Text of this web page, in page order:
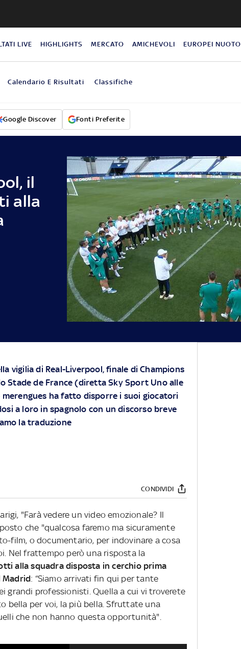
LIVE HIGHLIGHTS MERCATO AMICHEVOLI EUROPEI NUOTO
Calendario E Risultati Classifiche
Google Discover Fonti Preferite
il
alla
vigilia di Real-Liverpool, finale di Champions
Stade de France (diretta Sky Sport Uno alle
ha fatto disporre i suoi giocatori
a loro in spagnolo con un discorso breve
la traduzione
CONDIVIDI
"Farà vedere un video emozionale? Il
che "qualcosa faremo ma sicuramente
film, o documentario, per indovinare a cosa
Nel frattempo però una risposta la
alla squadra disposta in cerchio prima
Madrid: “Siamo arrivati fin qui per tante
grandi professionisti. Quella a cui vi troverete
bella per voi, la più bella. Sfruttate una
che non hanno questa opportunità".